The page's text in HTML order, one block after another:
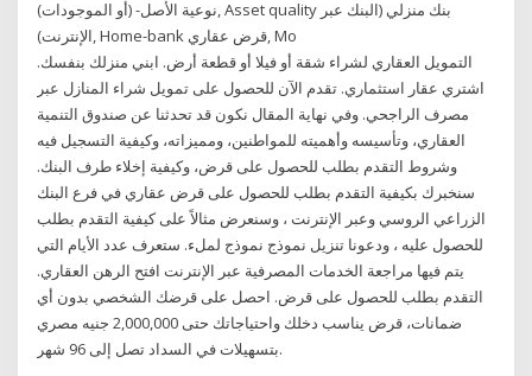
نوعية الأصل- (أو الموجودات), Asset quality بنك منزلي (البنك عبر
الإنترنت), Home-bank قرض عقاري, Mo
التمويل العقاري لشراء شقة أو فيلا أو قطعة أرض. ابني منزلك بنفسك.
اشتري عقار استثماري. تقدم الآن للحصول على تمويل شراء المنازل عبر
مصرف الراجحي. وفي نهاية المقال نكون قد تحدثنا عن صندوق التنمية
العقاري، وتأسيسه وأهميته للمواطنين، ومميزاته، وكيفية التسجيل فيه
وشروط التقدم بطلب للحصول على قرض، وكيفية إخلاء طرف البنك.
سنخبرك بكيفية التقدم بطلب للحصول على قرض عقاري في فرع البنك
الزراعي الروسي وعبر الإنترنت ، وسنعرض مثالاً على كيفية التقدم بطلب
للحصول عليه ، ودعونا تنزيل نموذج نموذج لملء. ستعرف عدد الأيام التي
يتم فيها مراجعة الخدمات المصرفية عبر الإنترنت افتح الرهن العقاري.
التقدم بطلب للحصول على قرض. احصل على قرضك الشخصي بدون أي
ضمانات، قرض يناسب دخلك واحتياجاتك حتى 2,000,000 جنيه مصري
بتسهيلات في السداد تصل إلى 96 شهر.